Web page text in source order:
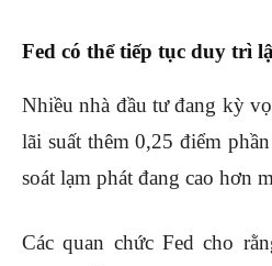
Fed có thể tiếp tục duy trì
Nhiều nhà đầu tư đang kỳ
lãi suất thêm 0,25 điểm
soát lạm phát đang cao hơn
Các quan chức Fed cho